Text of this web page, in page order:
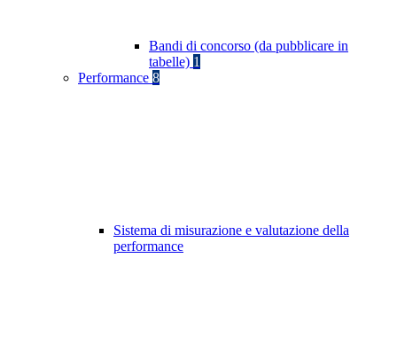
Bandi di concorso (da pubblicare in
tabelle) 1
Performance 8
Sistema di misurazione e valutazione della
performance